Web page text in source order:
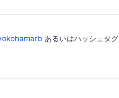
あるいはハッシュタグ